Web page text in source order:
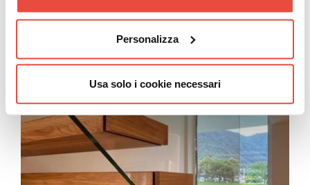
Personalizza
Usa solo i cookie necessari
Articoli correlati